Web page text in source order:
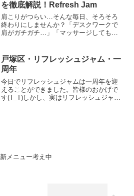
を徹底解説！Refresh Jam
肩こりがつらい…そんな毎日、そろそろ
終わりにしませんか？「デスクワークで
肩がガチガチ…」「マッサージしてもす
勤や家事に忙しい方が多く、カラダのメ
ンテナンスを後回しにしがち...
戸塚区・リフレッシュジャム・一
周年
今日でリフレッシュジャムは一周年を迎
えることができました。皆様のおかげで
す(T_T)しかし、実はリフレッシュジャム
新メニュー考え中